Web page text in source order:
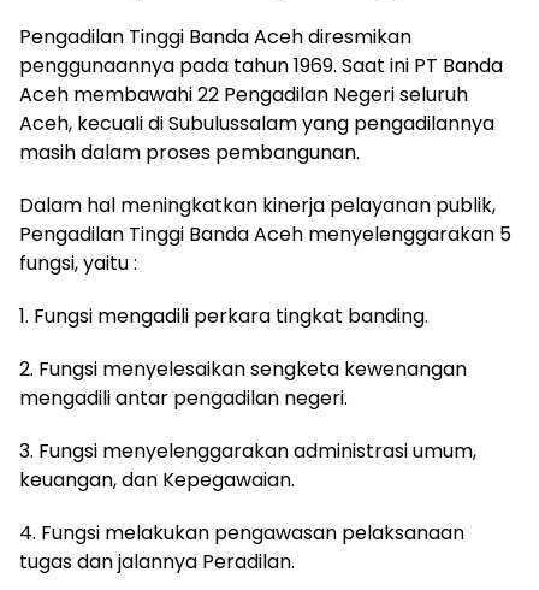
Pengadilan Tinggi Banda Aceh diresmikan
penggunaannya pada tahun 1969. Saat ini PT Banda
Aceh membawahi 22 Pengadilan Negeri seluruh
Aceh, kecuali di Subulussalam yang pengadilannya
masih dalam proses pembangunan.
Dalam hal meningkatkan kinerja pelayanan publik,
Pengadilan Tinggi Banda Aceh menyelenggarakan 5
fungsi, yaitu :
1. Fungsi mengadili perkara tingkat banding.
2. Fungsi menyelesaikan sengketa kewenangan
mengadili antar pengadilan negeri.
3. Fungsi menyelenggarakan administrasi umum,
keuangan, dan Kepegawaian.
4. Fungsi melakukan pengawasan pelaksanaan
tugas dan jalannya Peradilan.